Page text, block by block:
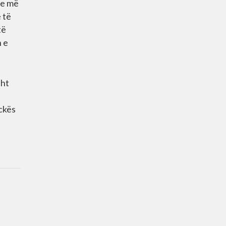
më
të
e